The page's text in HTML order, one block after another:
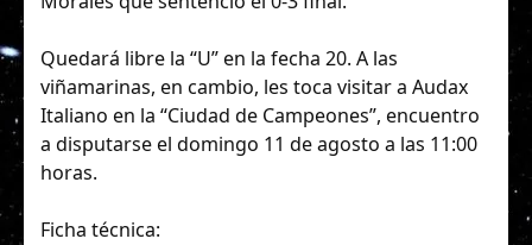
Quedará libre la “U” en la fecha 20. A las
viñamarinas, en cambio, les toca visitar a Audax
Italiano en la “Ciudad de Campeones”, encuentro
a disputarse el domingo 11 de agosto a las 11:00
horas.
Ficha técnica: